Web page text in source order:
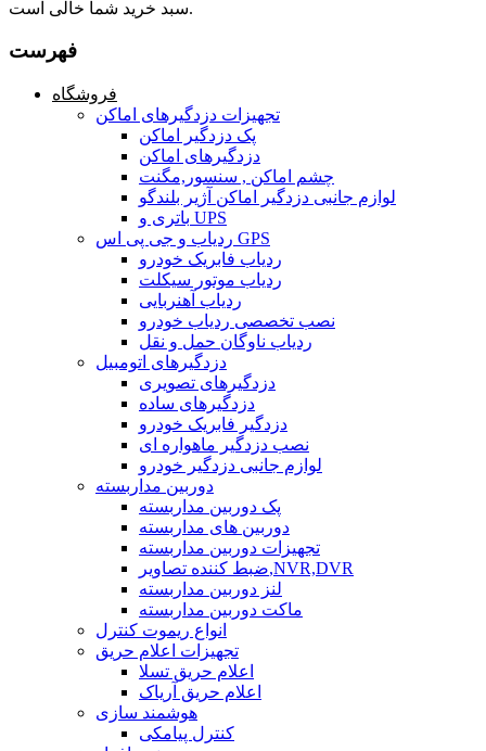
سبد خرید شما خالی است.
فهرست
فروشگاه
تجهیزات دزدگیرهای اماکن
پک دزدگیر اماکن
دزدگیرهای اماکن
چشم اماکن , سنسور,مگنت
لوازم جانبی دزدگیر اماکن آژیر بلندگو
باتری و UPS
ردیاب و جی پی اس GPS
ردیاب فابریک خودرو
ردیاب موتور سیکلت
ردیاب آهنربایی
نصب تخصصی ردیاب خودرو
ردیاب ناوگان حمل و نقل
دزدگیرهای اتومبیل
دزدگیرهای تصویری
دزدگیرهای ساده
دزدگیر فابریک خودرو
نصب دزدگیر ماهواره ای
لوازم جانبی دزدگیر خودرو
دوربین مداربسته
پک دوربین مداربسته
دوربین های مداربسته
تجهیزات دوربین مداربسته
ضبط کننده تصاویر,NVR,DVR
لنز دوربین مداربسته
ماکت دوربین مداربسته
انواع ریموت کنترل
تجهیزات اعلام حریق
اعلام حریق تسلا
اعلام حریق آریاک
هوشمند سازی
کنترل پیامکی